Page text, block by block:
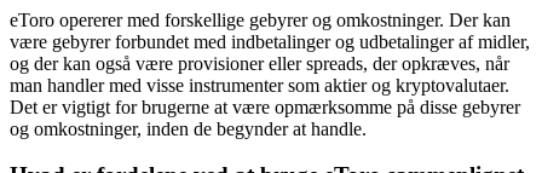
eToro opererer med forskellige gebyrer og omkostninger. Der kan
være gebyrer forbundet med indbetalinger og udbetalinger af midler,
og der kan også være provisioner eller spreads, der opkræves, når
man handler med visse instrumenter som aktier og kryptovalutaer.
Det er vigtigt for brugerne at være opmærksomme på disse gebyrer
og omkostninger, inden de begynder at handle.